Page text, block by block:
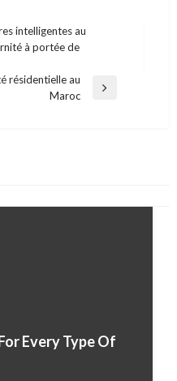
intelligentes au
à portée de
résidentielle au
Maroc
Every Type Of